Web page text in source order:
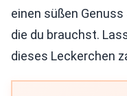
einen süßen
die du brauchst.
dieses Leckerchen